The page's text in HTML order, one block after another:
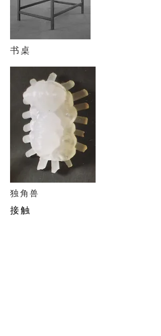
书桌
独角兽
接触